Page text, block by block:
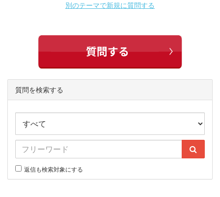
別のテーマで新規に質問する
質問を検索する
返信も検索対象にする